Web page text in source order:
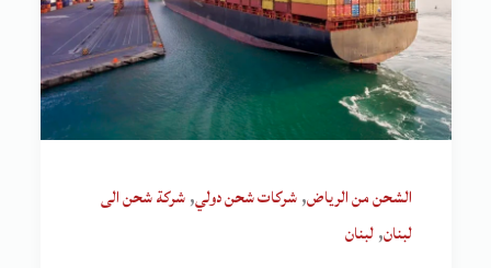
الشحن من الرياض,شركات شحن دولي,شركة شحن الى
لبنان,لبنان